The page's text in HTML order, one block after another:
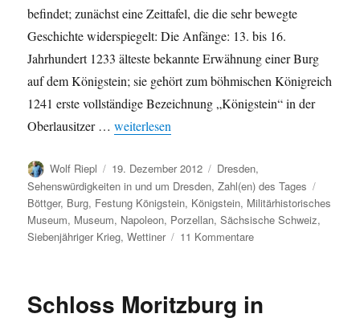
befindet; zunächst eine Zeittafel, die die sehr bewegte
Geschichte widerspiegelt: Die Anfänge: 13. bis 16.
Jahrhundert 1233 älteste bekannte Erwähnung einer Burg
auf dem Königstein; sie gehört zum böhmischen Königreich
1241 erste vollständige Bezeichnung „Königstein“ in der
Oberlausitzer …„Festung Königstein in Zahlen“
weiterlesen
Autor
Wolf Riepl
Veröffentlicht
am
19. Dezember 2012 Kategorien
Dresden,
Sehenswürdigkeiten in und um Dresden,Zahl(en) des Tages
Böttger, Burg, Festung Königstein, Königstein, Militärhistorisches
Museum, Museum, Napoleon, Porzellan,Sächsische Schweiz,
Siebenjähriger Krieg,Wettiner 11 Kommentarezu
Zahlen
Schloss Moritzburg in